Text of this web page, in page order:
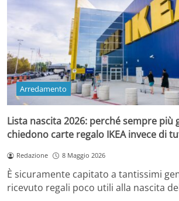
Arredamento
Lista nascita 2026: perché sempre
chiedono carte regalo IKEA invece di
Redazione 8 Maggio 2026
È sicuramente capitato a tantissimi
ricevuto regali poco utili alla nascita